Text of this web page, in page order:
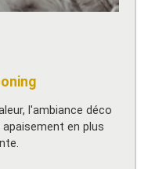
l'ambiance déco
en plus